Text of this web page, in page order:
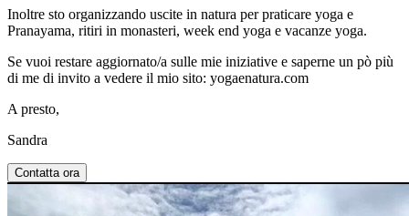
Inoltre sto organizzando uscite in natura per praticare yoga e
Pranayama, ritiri in monasteri, week end yoga e vacanze yoga.
Se vuoi restare aggiornato/a sulle mie iniziative e saperne un pò più
di me di invito a vedere il mio sito: yogaenatura.com
A presto,
Sandra
Contatta ora